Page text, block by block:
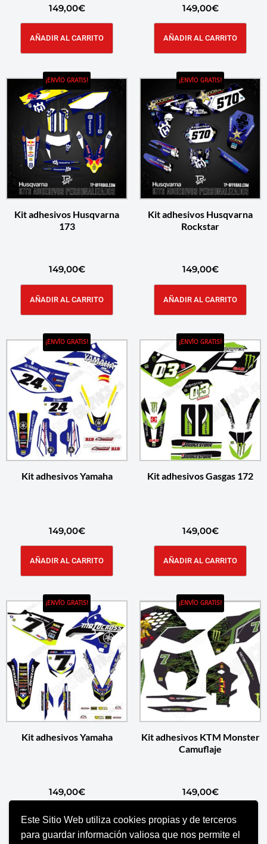
Este Sitio Web utiliza cookies propias y de terceros
para guardar información valiosa que nos permite el
149,00€
AÑADIR AL CARRITO
149,00€
AÑADIR AL CARRITO
¡ENVÍO GRATIS!
Kit adhesivos Husqvarna
173
149,00€
AÑADIR AL CARRITO
¡ENVÍO GRATIS!
Kit adhesivos Husqvarna
Rockstar
149,00€
AÑADIR AL CARRITO
¡ENVÍO GRATIS!
Kit adhesivos Yamaha
149,00€
AÑADIR AL CARRITO
¡ENVÍO GRATIS!
Kit adhesivos Gasgas 172
149,00€
AÑADIR AL CARRITO
¡ENVÍO GRATIS!
Kit adhesivos Yamaha
149,00€
AÑADIR AL CARRITO
¡ENVÍO GRATIS!
Kit adhesivos KTM Monster
Camuflaje
149,00€
AÑADIR AL CARRITO